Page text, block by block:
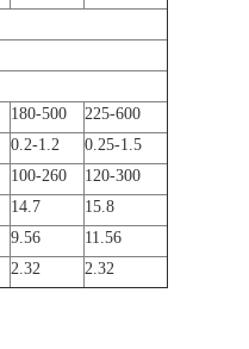
180-500
225-600
0.2-1.2
0.25-1.5
100-260
120-300
14.7 15.8
9.56
11.56
2.32 2.32